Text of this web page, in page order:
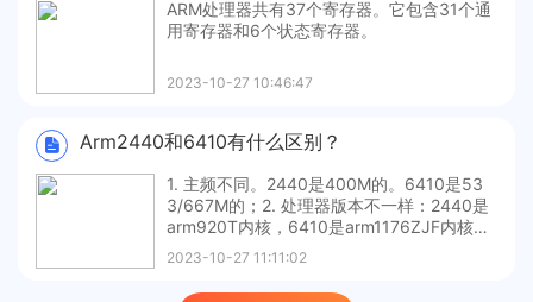
ARM处理器共有37个寄存器。它包含31个通
⽤寄存器和6个状态寄存器。
2023-10-27 10:46:47
Arm2440和6410有什么区别？
1. 主频不同。2440是400M的。6410是53
3/667M的；2. 处理器版本不⼀样：2440是
arm920T内核，6410是arm1176ZJF内核；
3. 6410在视频处理⽅⾯比2440要强很多。
内部视频解码器，包括MPEG4等视频格式；
4. 6410⽀持WMV9、xvid、mpeg4、h
2023-10-27 11:11:02